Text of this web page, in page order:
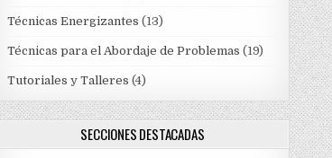
Técnicas Energizantes (13)
Técnicas para el Abordaje de Problemas (19)
Tutoriales y Talleres (4)
SECCIONES DESTACADAS